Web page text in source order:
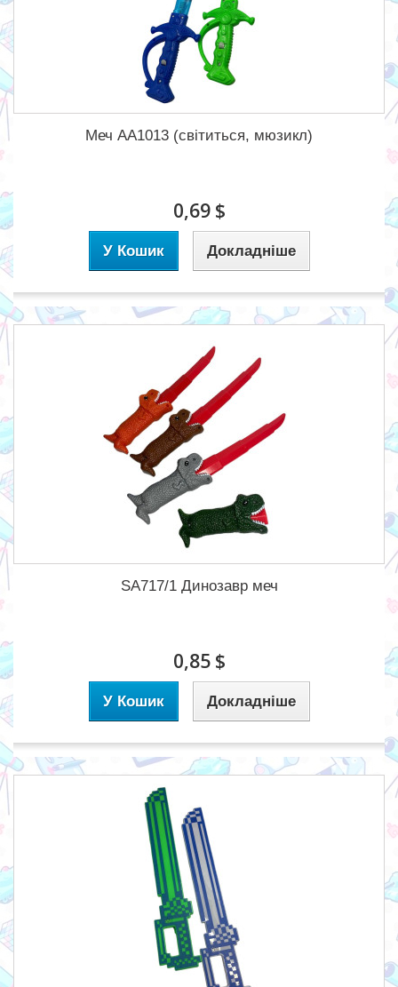
Меч АА1013 (світиться, мюзикл)
0,69 $
У Кошик Докладніше
SA717/1 Динозавр меч
0,85 $
У Кошик Докладніше